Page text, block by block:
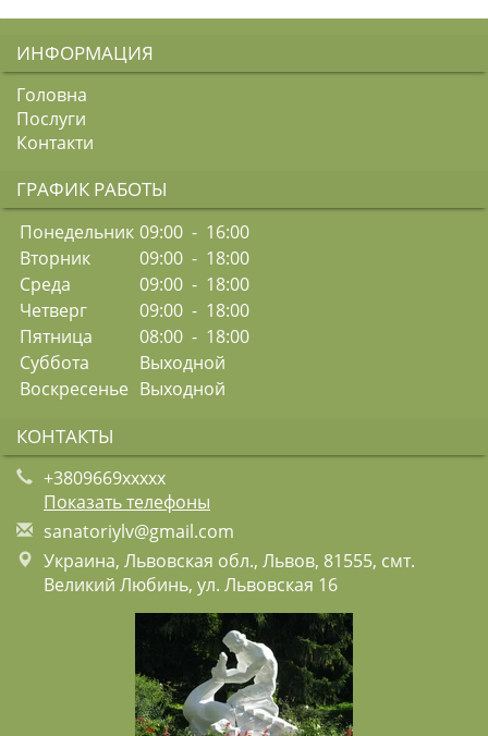
ИНФОРМАЦИЯ
Головна
Послуги
Контакти
ГРАФИК РАБОТЫ
Понедельник 09:00 - 16:00
Вторник
09:00 - 18:00
Среда
09:00 - 18:00
Четверг
09:00 - 18:00
Пятница
08:00 - 18:00
Суббота
Выходной
Воскресенье Выходной
КОНТАКТЫ
+3809669xxxxx
Показать телефоны
sanatoriylv@gmail.com
Украина, Львовская обл., Львов, 81555, смт.
Великий Любинь, ул. Львовская 16